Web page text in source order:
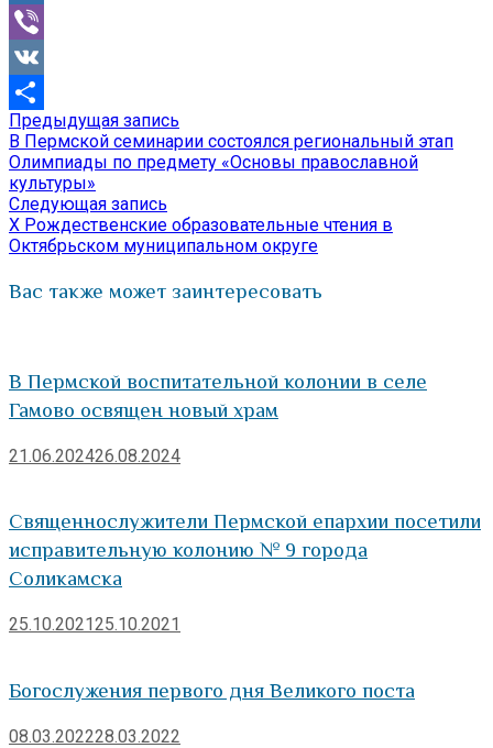
Mail.Ru
Viber
VK
Отправить
Навигация
по
записям
Предыдущая запись
запись:
В Пермской семинарии состоялся региональный этап
Олимпиады по предмету «Основы православной
культуры»
Следующая запись
запись:
X Рождественские образовательные чтения в
Октябрьском муниципальном округе
Вас также может заинтересовать
В Пермской воспитательной колонии в селе
Гамово освящен новый храм
21.06.202426.08.2024
Священнослужители Пермской епархии посетили
исправительную колонию № 9 города
Соликамска
25.10.202125.10.2021
Богослужения первого дня Великого поста
08.03.202228.03.2022